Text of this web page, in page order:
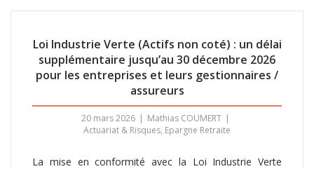
Loi Industrie Verte (Actifs non coté) : un délai
supplémentaire jusqu’au 30 décembre 2026
pour les entreprises et leurs gestionnaires /
assureurs
20 mars 2026
Mathias COUMERT
Actuariat & Risques, Epargne Retraite
La mise en conformité avec la Loi Industrie Verte